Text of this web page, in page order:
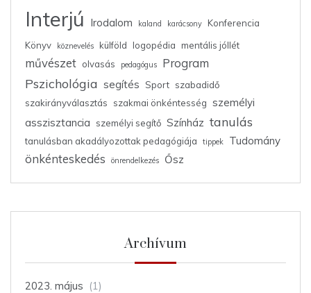
Interjú Irodalom kaland karácsony
Konferencia
Könyv
köznevelés külföld logopédia mentális jóllét
művészet olvasás pedagógus Program
Pszichológia segítés Sport szabadidő
szakirányválasztás
szakmai önkéntesség személyi
asszisztancia
személyi segítő Színház tanulás
tanulásban akadályozottak pedagógiája tippek Tudomány
önkénteskedés önrendelkezés Ősz
Archívum
2023. május (1)